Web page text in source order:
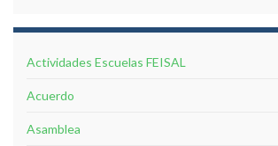
Actividades Escuelas FEISAL
Acuerdo
Asamblea